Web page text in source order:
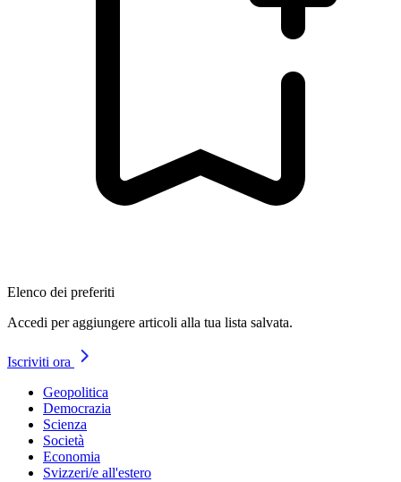
Elenco dei preferiti
Accedi per aggiungere articoli alla tua lista salvata.
Iscriviti ora
Geopolitica
Democrazia
Scienza
Società
Economia
Svizzeri/e all'estero